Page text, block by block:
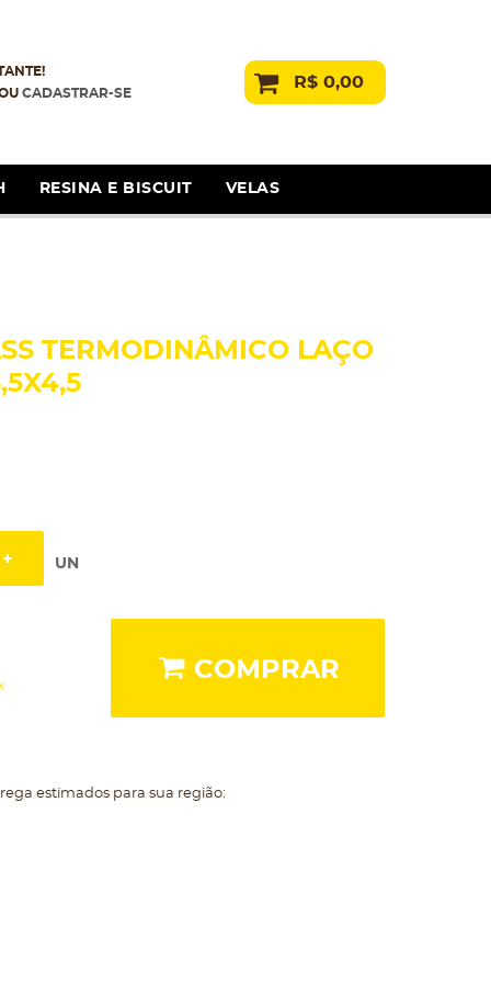
CADASTRAR-SE
R$ 0,00
RESINA E BISCUIT VELAS
TERMODINÂMICO LAÇO
UN
COMPRAR
estimados para sua região: